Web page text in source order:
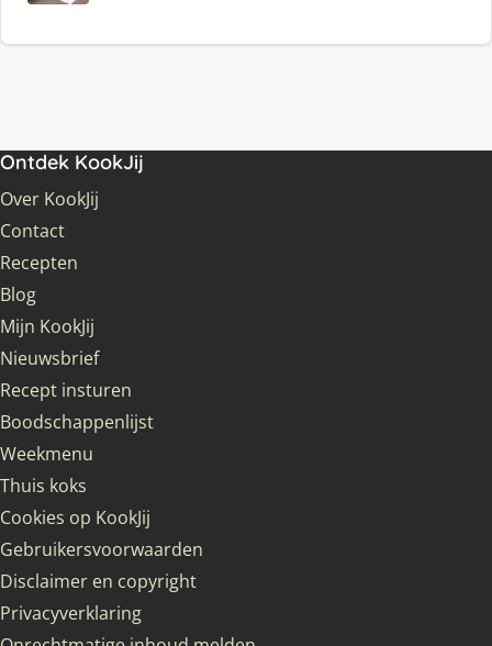
Ontdek KookJij
Over KookJij
Contact
Recepten
Blog
Mijn KookJij
Nieuwsbrief
Recept insturen
Boodschappenlijst
Weekmenu
Thuis koks
Cookies op KookJij
Gebruikersvoorwaarden
Disclaimer en copyright
Privacyverklaring